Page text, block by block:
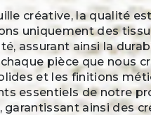
créative, la qualité
uniquement des
assurant ainsi la
pièce que nous
et les finitions
essentiels de notre
garantissant ainsi des